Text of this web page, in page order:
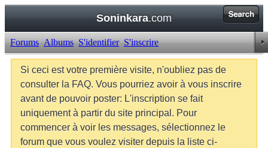
Soninkara.com
Forums Albums S'identifier S'inscrire
Si ceci est votre première visite, n'oubliez pas de
consulter la FAQ. Vous pourriez avoir à vous inscrire
avant de pouvoir poster: L'inscription se fait
uniquement à partir du site principal. Pour
commencer à voir les messages, sélectionnez le
forum que vous voulez visiter depuis la liste ci-